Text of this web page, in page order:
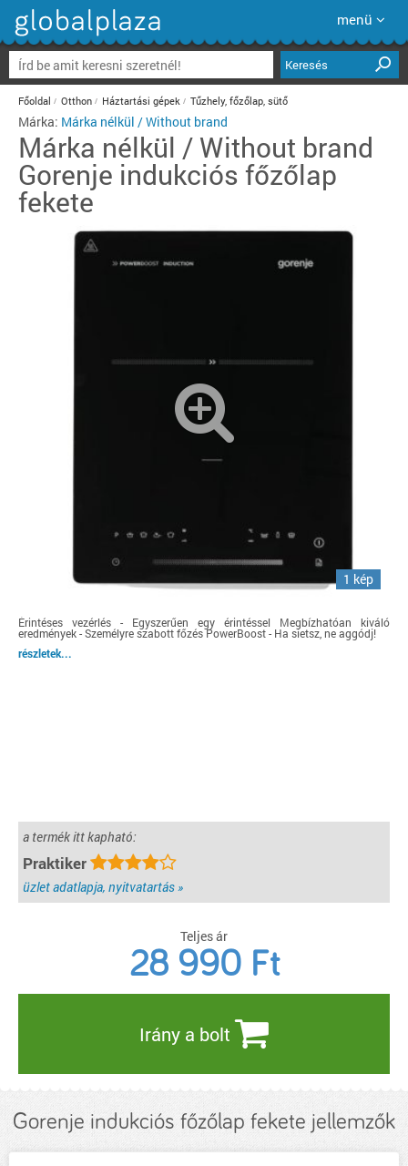
menü
Keresés
Főoldal Otthon Háztartási gépek Tűzhely, főzőlap, sütő
Márka: Márka nélkül / Without brand
Márka nélkül / Without brand
Gorenje indukciós főzőlap
fekete
1 kép
Érintéses vezérlés - Egyszerűen egy érintéssel Megbízhatóan kiváló
eredmények - Személyre szabott főzés PowerBoost - Ha sietsz, ne aggódj!
részletek...
a termék itt kapható:
Praktiker
üzlet adatlapja, nyitvatartás »
Teljes ár
28 990 Ft
Irány a bolt
Gorenje indukciós főzőlap fekete jellemzők